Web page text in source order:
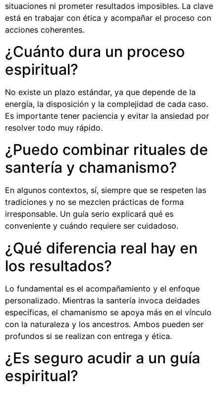
situaciones ni prometer resultados imposibles. La clave
está en trabajar con ética y acompañar el proceso con
acciones coherentes.
¿Cuánto dura un proceso
espiritual?
No existe un plazo estándar, ya que depende de la
energía, la disposición y la complejidad de cada caso.
Es importante tener paciencia y evitar la ansiedad por
resolver todo muy rápido.
¿Puedo combinar rituales de
santería y chamanismo?
En algunos contextos, sí, siempre que se respeten las
tradiciones y no se mezclen prácticas de forma
irresponsable. Un guía serio explicará qué es
conveniente y cuándo requiere ser cuidadoso.
¿Qué diferencia real hay en
los resultados?
Lo fundamental es el acompañamiento y el enfoque
personalizado. Mientras la santería invoca deidades
específicas, el chamanismo se apoya más en el vínculo
con la naturaleza y los ancestros. Ambos pueden ser
profundos si se realizan con entrega y ética.
¿Es seguro acudir a un guía
espiritual?